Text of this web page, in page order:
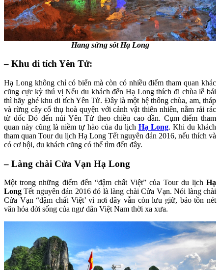
Hang sửng sốt Hạ Long
– Khu di tích Yên Tử:
Hạ Long không chỉ có biển mà còn có nhiều điểm tham quan khác
cũng cực kỳ thú vị Nếu du khách đến Hạ Long thích đi chùa lễ bái
thì hãy ghé khu di tích Yên Tử. Đây là một hệ thống chùa, am, tháp
và rừng cây cổ thụ hoà quyện với cảnh vật thiên nhiên, nằm rải rác
từ dốc Đỏ đến núi Yên Tử theo chiều cao dần. Cụm điểm tham
quan này cũng là niềm tự hào của du lịch Hạ Long. Khi du khách
tham quan Tour du lịch Hạ Long Tết nguyên đán 2016, nếu thích và
có cơ hội, du khách cũng có thể tìm đến đây.
– Làng chài Cửa Vạn Hạ Long
Một trong những điểm đến “đậm chất Việt” của Tour du lịchHạ
Long Tết nguyên đán 2016 đó là làng chài Cửa Vạn. Nói làng chài
Cửa Vạn “đậm chất Việt’ vì nơi đây vẫn còn lưu giữ, bảo tồn nét
văn hóa đời sống của ngư dân Việt Nam thời xa xưa.